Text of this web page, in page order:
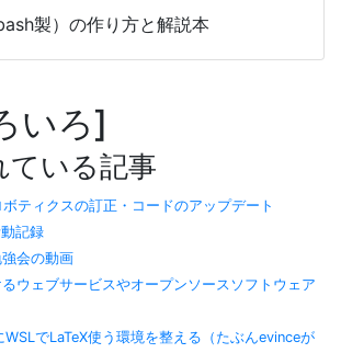
製）の作り方と解説本
いろ
ている記事
ティクスの訂正・コードのアップデート
記録
会の動画
ウェブサービスやオープンソースソフトウェア
でLaTeX使う環境を整える（たぶんevinceが